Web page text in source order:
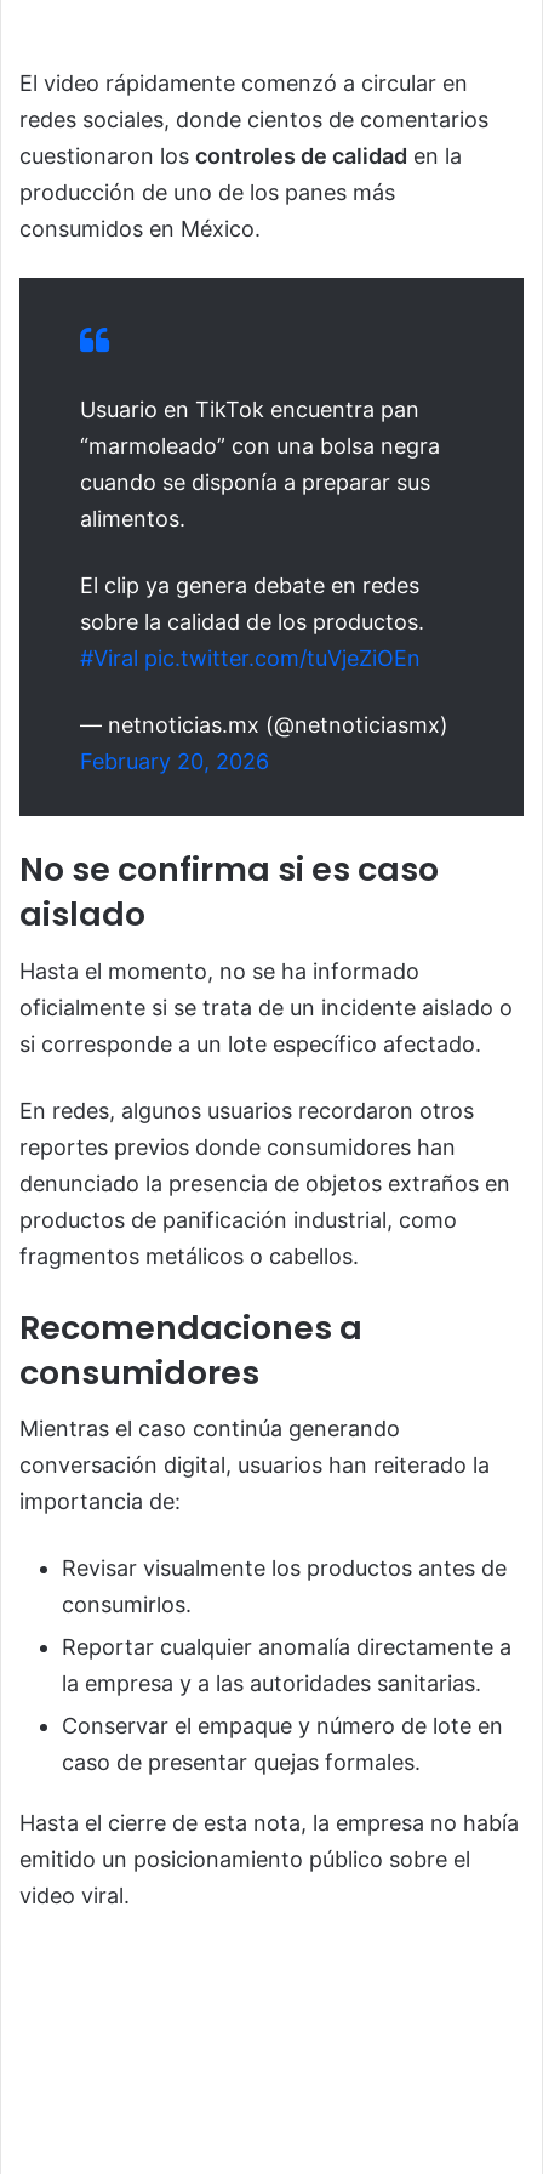
El video rápidamente comenzó a circular en
redes sociales, donde cientos de comentarios
cuestionaron los controles de calidad en la
producción de uno de los panes más
consumidos en México.
Usuario en TikTok encuentra pan
“marmoleado” con una bolsa negra
cuando se disponía a preparar sus
alimentos.
El clip ya genera debate en redes
sobre la calidad de los productos.
#Viral pic.twitter.com/tuVjeZiOEn
— netnoticias.mx (@netnoticiasmx)
February 20, 2026
No se confirma si es caso
aislado
Hasta el momento, no se ha informado
oficialmente si se trata de un incidente aislado o
si corresponde a un lote específico afectado.
En redes, algunos usuarios recordaron otros
reportes previos donde consumidores han
denunciado la presencia de objetos extraños en
productos de panificación industrial, como
fragmentos metálicos o cabellos.
Recomendaciones a
consumidores
Mientras el caso continúa generando
conversación digital, usuarios han reiterado la
importancia de:
Revisar visualmente los productos antes de
consumirlos.
Reportar cualquier anomalía directamente a
la empresa y a las autoridades sanitarias.
Conservar el empaque y número de lote en
caso de presentar quejas formales.
Hasta el cierre de esta nota, la empresa no había
emitido un posicionamiento público sobre el
video viral.